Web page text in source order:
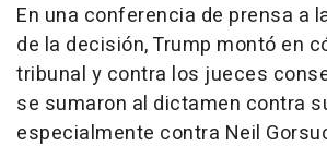
En una conferencia de prensa a
de la decisión, Trump montó en
tribunal y contra los jueces
se sumaron al dictamen contra
especialmente contra Neil